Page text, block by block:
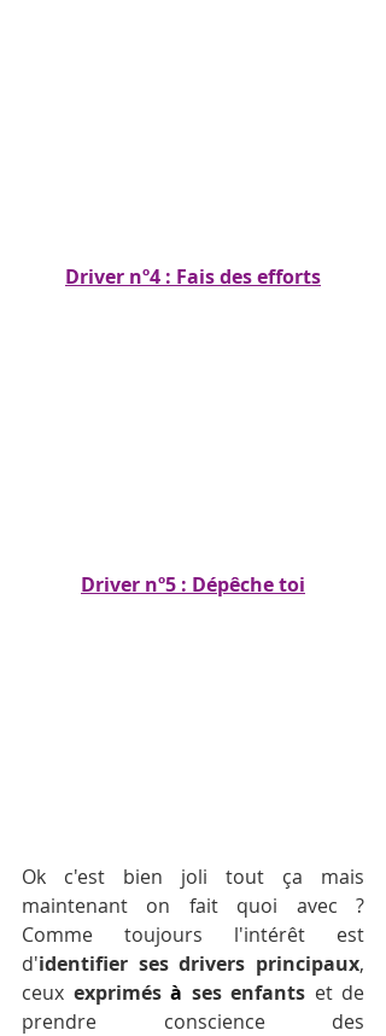
Driver nº4 : Fais des efforts
Driver nº5 : Dépêche toi
Ok c'est bien joli tout ça mais
maintenant on fait quoi avec ?
Comme toujours l'intérêt est
d'identifier ses drivers principaux,
ceux exprimés à ses enfants et de